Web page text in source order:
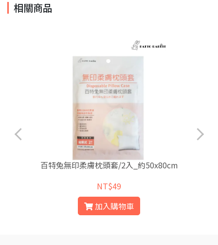
相關商品
百特兔無印柔膚枕頭套/2入_約50x80cm
NT$49
加入購物車